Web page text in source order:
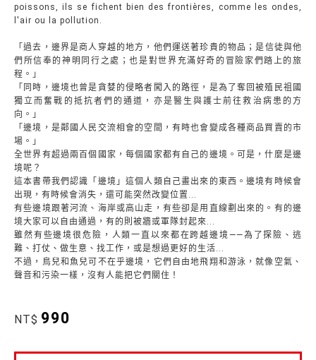
poissons, ils se fichent bien des frontières, comme les ondes,
l'air ou la pollution.
「過去，邊界是商人穿越的地方，他們運送著珍貴的物品；是信徒與他
們所信奉的神明同行之處；也是對世界充滿好奇的冒險家們踏上的旅
程。」
「同時，邊境也曾是貪婪的侵略者闖入的路徑，是為了奪回被殖民祖國
獨立而奮戰的抵抗者們的通道，亦是醫生與護士前往救治病患的方
向。」
「邊境，是鄰國人民交流相會的空間，有時也會變成各種商品買賣的市
場。」
全世界有超過兩百個國家，每個國家都有自己的邊境。可是，什麼是邊
境呢？
這本書帶我們認識「邊境」這個人類自己畫出來的東西。邊境有時候會
出現，有時候會消失，還可能突然改變位置...
有些邊境跟著河流、海岸或高山走，有些卻是用直線劃出來的。有的邊
境大家可以自由通過，有的則被牆或軍隊封起來...
雖然有些邊境很危險，人類一直以來都在跨越邊境——為了探險、逃
難、打仗、做生意、找工作，或是想過更好的生活...
不過，鳥兒和魚兒可不在乎邊境，它們自由地飛翔和游泳，就像空氣、
聲音和污染一樣，沒有人能把它們關住！
NT$ 990